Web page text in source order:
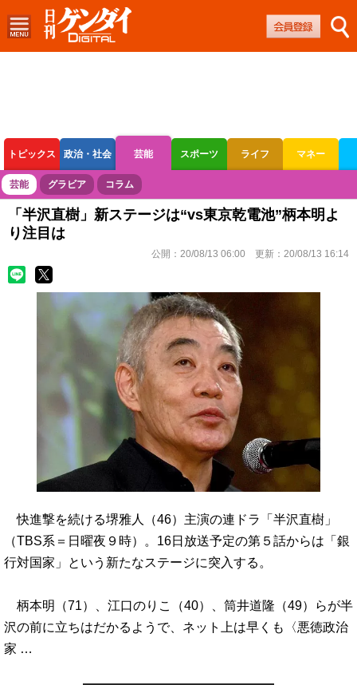
トピックス 政治・社会 芸能 スポーツ ライフ マネー
ボートレース 競輪 オートレース
芸能 グラビア コラム
「半沢直樹」新ステージは“vs東京乾電池”柄本明よ
り注目は
公開： 20/08/13 06:00 更新： 20/08/13 16:14
快進撃を続ける堺雅人（46）主演の連ドラ「半沢直樹」
（TBS系＝日曜夜９時）。16日放送予定の第５話からは「銀
行対国家」という新たなステージに突入する。
柄本明（71）、江口のりこ（40）、筒井道隆（49）らが半
沢の前に立ちはだかるようで、ネット上は早くも〈悪徳政治
家 …